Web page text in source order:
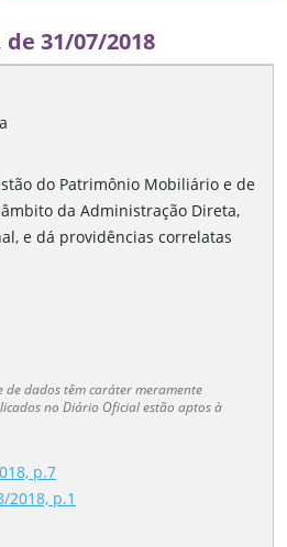
de 31/07/2018
do Patrimônio Mobiliário e de
da Administração Direta,
e dá providências correlatas
de dados têm caráter meramente
no Diário Oficial estão aptos à
p.7
2018, p.1